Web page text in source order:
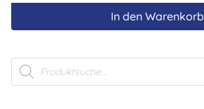
In den Warenkorb
Products
search